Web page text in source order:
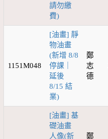
請勿繳
費)
1151M048
[油畫] 靜
物油畫
(新增 8/8
停課｜
延後
8/15 結
業)
鄭
志
德
[油畫] 基
礎油畫
人像(新
鄭